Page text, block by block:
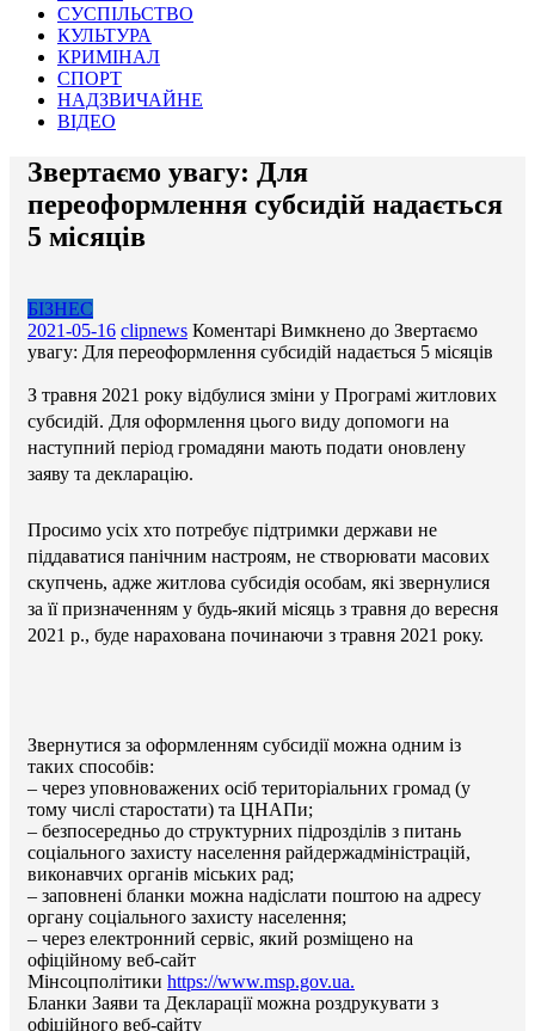
СУСПІЛЬСТВО
КУЛЬТУРА
КРИМІНАЛ
СПОРТ
НАДЗВИЧАЙНЕ
ВІДЕО
Звертаємо увагу: Для
переоформлення субсидій надається
5 місяців
БІЗНЕС
2021-05-16 clipnews Коментарі Вимкнено до Звертаємо
увагу: Для переоформлення субсидій надається 5 місяців
З травня 2021 року відбулися зміни у Програмі житлових
субсидій. Для оформлення цього виду допомоги на
наступний період громадяни мають подати оновлену
заяву та декларацію.
Просимо усіх хто потребує підтримки держави не
піддаватися панічним настроям, не створювати масових
скупчень, адже житлова субсидія особам, які звернулися
за її призначенням у будь-який місяць з травня до вересня
2021 р., буде нарахована починаючи з травня 2021 року.
Звернутися за оформленням субсидії можна одним із
таких способів:
– через уповноважених осіб територіальних громад (у
тому числі старостати) та ЦНАПи;
– безпосередньо до структурних підрозділів з питань
соціального захисту населення райдержадміністрацій,
виконавчих органів міських рад;
– заповнені бланки можна надіслати поштою на адресу
органу соціального захисту населення;
– через електронний сервіс, який розміщено на
офіційному веб-сайт
Мінсоцполітики https://www.msp.gov.ua.
Бланки Заяви та Декларації можна роздрукувати з
офіційного веб-сайту